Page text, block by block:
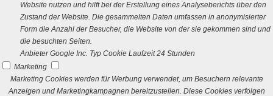
Website nutzen und hilft bei der Erstellung eines Analyseberichts über den
Zustand der Website. Die gesammelten Daten umfassen in anonymisierter
Form die Anzahl der Besucher, die Website von der sie gekommen sind und
die besuchten Seiten.
Anbieter Google Inc. Typ Cookie Laufzeit 24 Stunden
Marketing
Marketing Cookies werden für Werbung verwendet, um Besuchern relevante
Anzeigen und Marketingkampagnen bereitzustellen. Diese Cookies verfolgen